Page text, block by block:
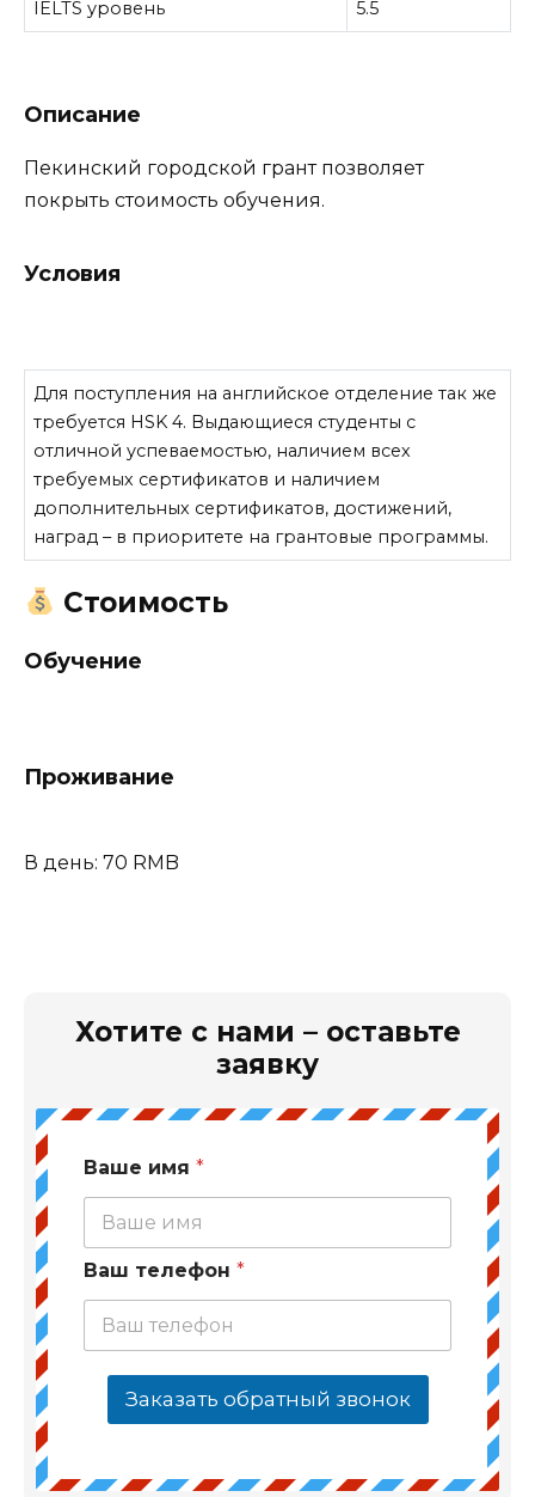
IELTS уровень 5.5
Описание
Пекинский городской грант позволяет
покрыть стоимость обучения.
Условия
Для поступления на английское отделение так же
требуется HSK 4. Выдающиеся студенты с
отличной успеваемостью, наличием всех
требуемых сертификатов и наличием
дополнительных сертификатов, достижений,
наград – в приоритете на грантовые программы.
Стоимость
Обучение
Проживание
В день: 70 RMB
Хотите с нами – оставьте
заявку
Ваше имя *
Ваш телефон *
Заказать обратный звонок